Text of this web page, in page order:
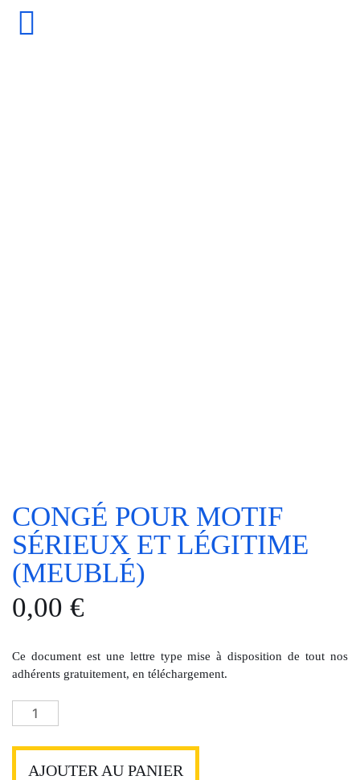
CONGÉ POUR MOTIF
SÉRIEUX ET LÉGITIME
(MEUBLÉ)
0,00 €
Ce document est une lettre type mise à disposition de tout nos
adhérents gratuitement, en téléchargement.
quantité
de
Congé
pourAJOUTER AU PANIER